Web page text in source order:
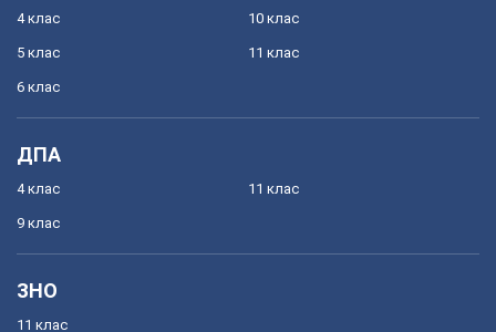
4 клас
5 клас
6 клас
10 клас
11 клас
ДПА
4 клас
9 клас
11 клас
ЗНО
11 клас